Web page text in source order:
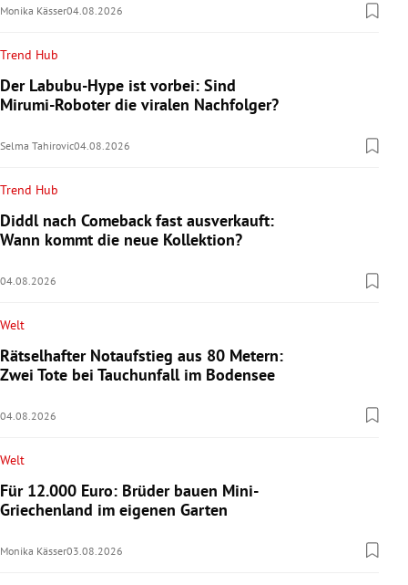
Monika Kässer04.08.2026
Trend Hub
Der Labubu-Hype ist vorbei: Sind
Mirumi-Roboter die viralen Nachfolger?
Selma Tahirovic04.08.2026
Trend Hub
Diddl nach Comeback fast ausverkauft:
Wann kommt die neue Kollektion?
04.08.2026
Welt
Rätselhafter Notaufstieg aus 80 Metern:
Zwei Tote bei Tauchunfall im Bodensee
04.08.2026
Welt
Für 12.000 Euro: Brüder bauen Mini-
Griechenland im eigenen Garten
Monika Kässer03.08.2026